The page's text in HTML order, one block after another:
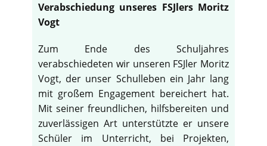
Verabschiedung unseres FSJlers Moritz
Vogt
Zum Ende des Schuljahres
verabschiedeten wir unseren FSJler Moritz
Vogt, der unser Schulleben ein Jahr lang
mit großem Engagement bereichert hat.
Mit seiner freundlichen, hilfsbereiten und
zuverlässigen Art unterstützte er unsere
Schüler im Unterricht, bei Projekten,